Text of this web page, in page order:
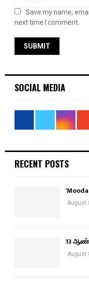
Save my name,
next time I comment.
SOCIAL MEDIA
RECENT POSTS
August
13
August